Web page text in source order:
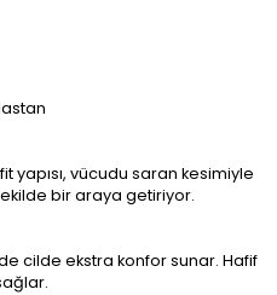
vücudu saran kesimiyle
bir araya getiriyor.
cilde ekstra konfor sunar. Hafif